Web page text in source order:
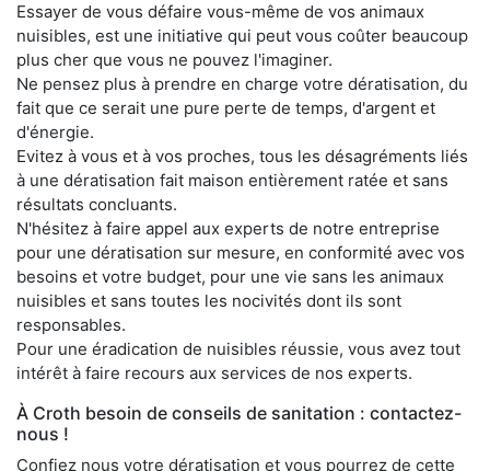
Essayer de vous défaire vous-même de vos animaux
nuisibles, est une initiative qui peut vous coûter beaucoup
plus cher que vous ne pouvez l'imaginer.
Ne pensez plus à prendre en charge votre dératisation, du
fait que ce serait une pure perte de temps, d'argent et
d'énergie.
Evitez à vous et à vos proches, tous les désagréments liés
à une dératisation fait maison entièrement ratée et sans
résultats concluants.
N'hésitez à faire appel aux experts de notre entreprise
pour une dératisation sur mesure, en conformité avec vos
besoins et votre budget, pour une vie sans les animaux
nuisibles et sans toutes les nocivités dont ils sont
responsables.
Pour une éradication de nuisibles réussie, vous avez tout
intérêt à faire recours aux services de nos experts.
À Croth besoin de conseils de sanitation : contactez-
nous !
Confiez nous votre dératisation et vous pourrez de cette